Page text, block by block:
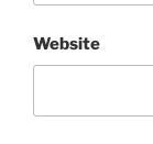
Website